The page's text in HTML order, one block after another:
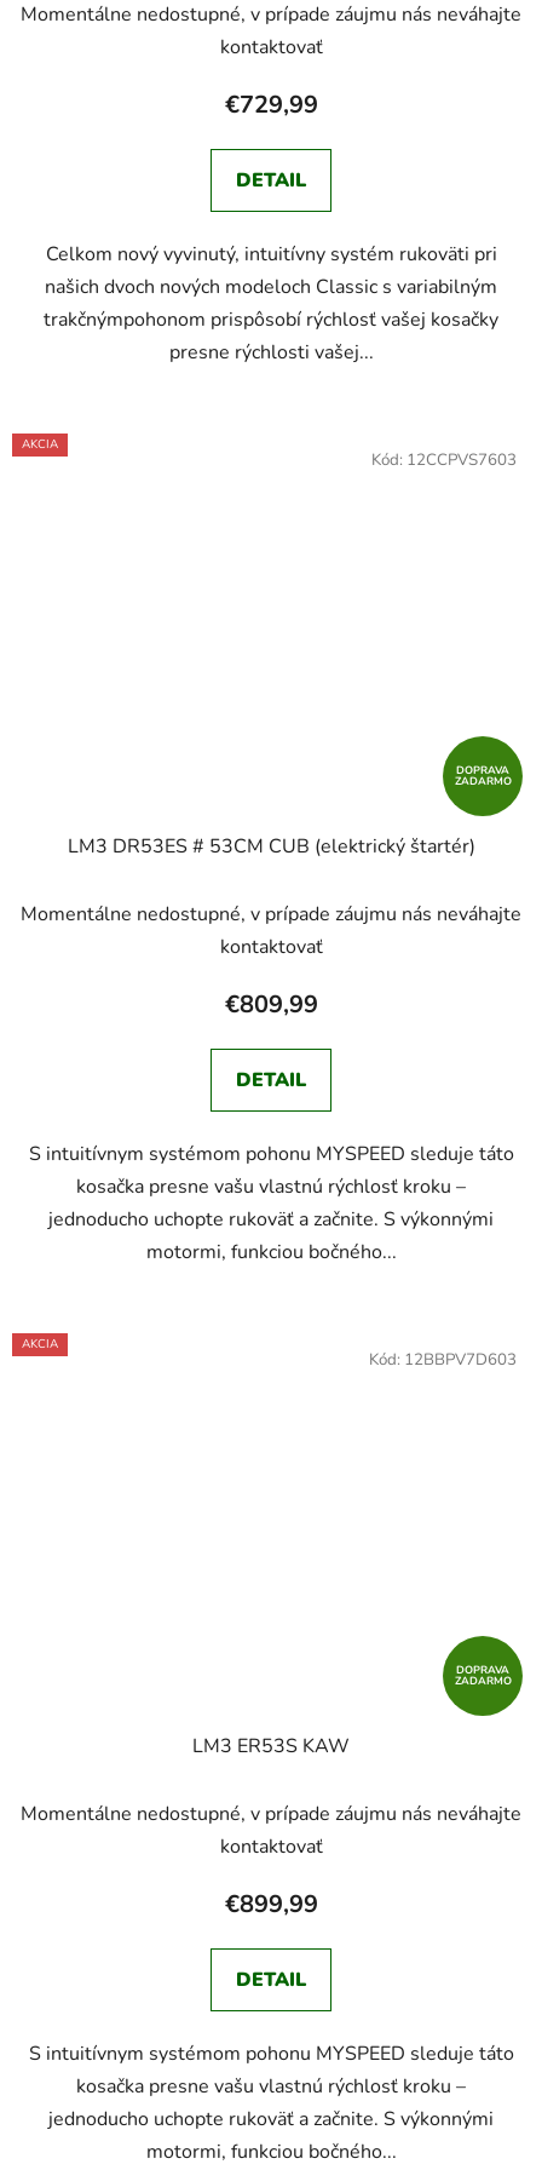
Momentálne nedostupné, v prípade záujmu nás neváhajte
kontaktovať
€729,99
DETAIL
Celkom nový vyvinutý, intuitívny systém rukoväti pri
našich dvoch nových modeloch Classic s variabilným
trakčnýmpohonom prispôsobí rýchlosť vašej kosačky
presne rýchlosti vašej...
AKCIA
DOPRAVA
ZADARMO
LM3 DR53ES # 53CM CUB (elektrický štartér)
Momentálne nedostupné, v prípade záujmu nás neváhajte
kontaktovať
€809,99
DETAIL
S intuitívnym systémom pohonu MYSPEED sleduje táto
kosačka presne vašu vlastnú rýchlosť kroku –
jednoducho uchopte rukoväť a začnite. S výkonnými
motormi, funkciou bočného...
Kód: 12CCPVS7603
AKCIA
DOPRAVA
ZADARMO
LM3 ER53S KAW
Momentálne nedostupné, v prípade záujmu nás neváhajte
kontaktovať
€899,99
DETAIL
S intuitívnym systémom pohonu MYSPEED sleduje táto
kosačka presne vašu vlastnú rýchlosť kroku –
jednoducho uchopte rukoväť a začnite. S výkonnými
motormi, funkciou bočného...
Kód: 12BBPV7D603